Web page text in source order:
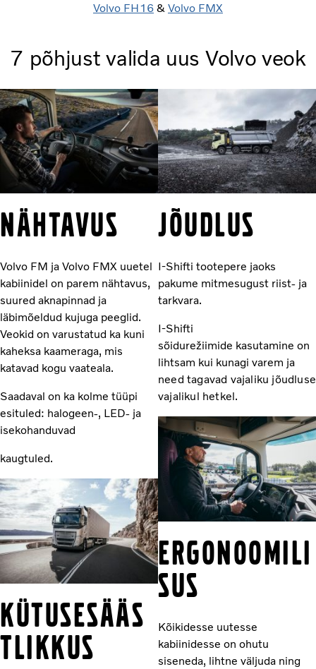
Volvo FH16 & Volvo FMX
7 põhjust valida uus Volvo veok
NÄHTAVUS
Volvo FM ja Volvo FMX uuetel
kabiinidel on parem nähtavus,
suured aknapinnad ja
läbimõeldud kujuga peeglid.
Veokid on varustatud ka kuni
kaheksa kaameraga, mis
katavad kogu vaateala.
Saadaval on ka kolme tüüpi
esituled: halogeen-, LED- ja
isekohanduvad
kaugtuled.
KÜTUSESÄÄS
TLIKKUS
JÕUDLUS
I-Shifti tootepere jaoks
pakume mitmesugust riist- ja
tarkvara.
I-Shifti
sõidurežiimide kasutamine on
lihtsam kui kunagi varem ja
need tagavad vajaliku jõudluse
vajalikul hetkel.
ERGONOOMILI
SUS
Kõikidesse uutesse
kabiinidesse on ohutu
siseneda, lihtne väljuda ning